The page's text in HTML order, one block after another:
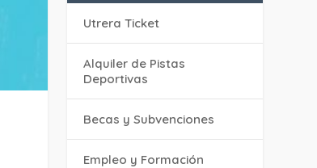
Utrera Ticket
Alquiler de Pistas
Deportivas
Becas y Subvenciones
Empleo y Formación